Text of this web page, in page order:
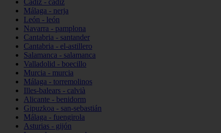
Cádiz - cádiz
Málaga - nerja
León - león
Navarra - pamplona
Cantabria - santander
Cantabria - el-astillero
Salamanca - salamanca
Valladolid - boecillo
Murcia - murcia
Málaga - torremolinos
Illes-balears - calvià
Alicante - benidorm
Gipuzkoa - san-sebastián
Málaga - fuengirola
Asturias - gijón